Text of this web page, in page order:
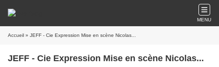
MENU
Accueil » JEFF - Cie Expression Mise en scène Nicolas...
JEFF - Cie Expression Mise en scène Nicolas...